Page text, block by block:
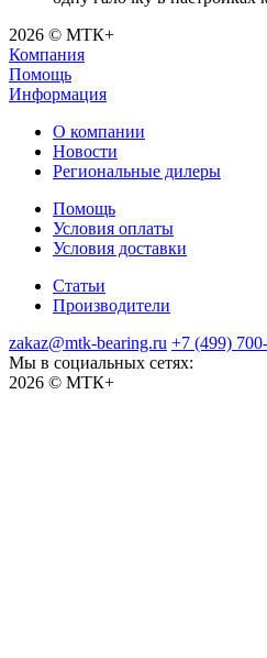
2026 © МТК+
Компания
Помощь
Информация
О компании
Новости
Региональные дилеры
Помощь
Условия оплаты
Условия доставки
Статьи
Производители
zakaz@mtk-bearing.ru +7 (499)
Мы в социальных сетях:
2026 © МТК+